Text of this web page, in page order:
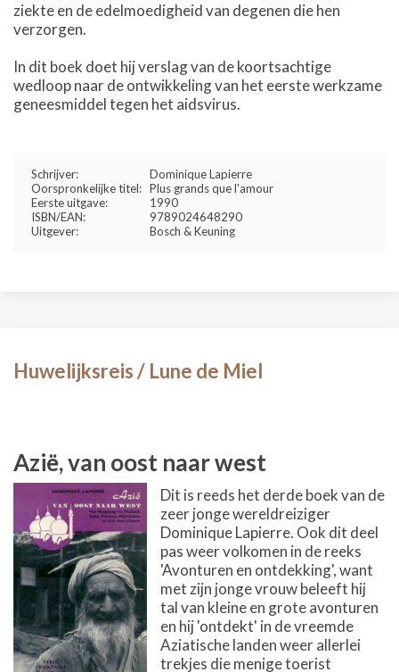
ziekte en de edelmoedigheid van degenen die hen
verzorgen.
In dit boek doet hij verslag van de koortsachtige
wedloop naar de ontwikkeling van het eerste werkzame
geneesmiddel tegen het aidsvirus.
Schrijver:
Dominique Lapierre
Oorspronkelijke titel: Plus grands que l'amour
Eerste uitgave:
1990
ISBN/EAN:
9789024648290
Uitgever:
Bosch & Keuning
Huwelijksreis / Lune de Miel
Azië, van oost naar west
Dit is reeds het derde boek van de
zeer jonge wereldreiziger
Dominique Lapierre. Ook dit deel
pas weer volkomen in de reeks
'Avonturen en ontdekking', want
met zijn jonge vrouw beleeft hij
tal van kleine en grote avonturen
en hij 'ontdekt' in de vreemde
Aziatische landen weer allerlei
trekjes die menige toerist